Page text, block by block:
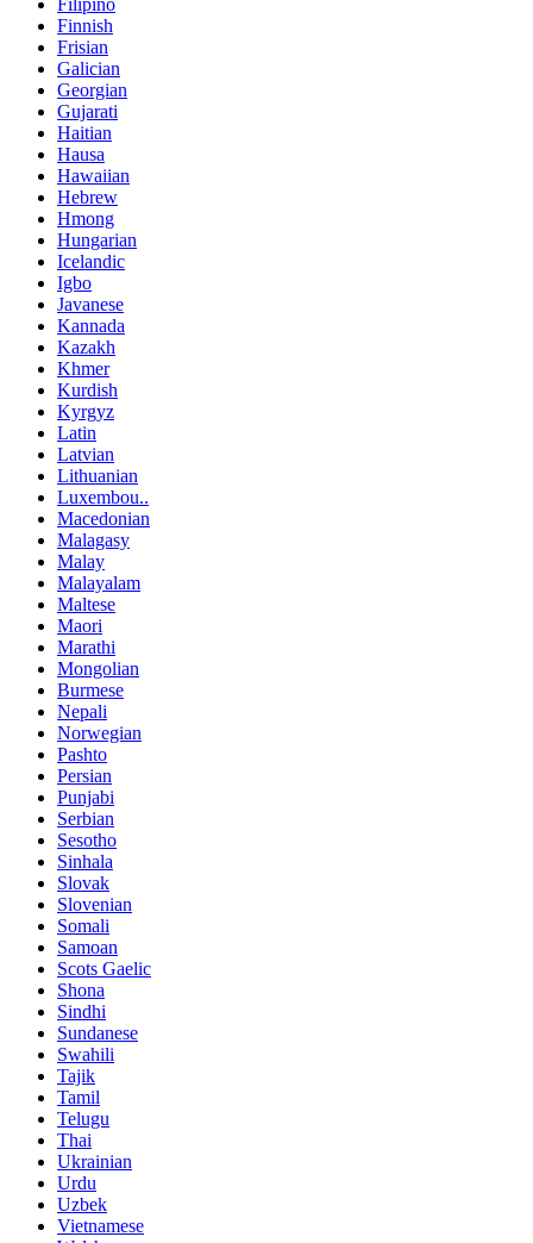
Filipino
Finnish
Frisian
Galician
Georgian
Gujarati
Haitian
Hausa
Hawaiian
Hebrew
Hmong
Hungarian
Icelandic
Igbo
Javanese
Kannada
Kazakh
Khmer
Kurdish
Kyrgyz
Latin
Latvian
Lithuanian
Luxembou..
Macedonian
Malagasy
Malay
Malayalam
Maltese
Maori
Marathi
Mongolian
Burmese
Nepali
Norwegian
Pashto
Persian
Punjabi
Serbian
Sesotho
Sinhala
Slovak
Slovenian
Somali
Samoan
Scots Gaelic
Shona
Sindhi
Sundanese
Swahili
Tajik
Tamil
Telugu
Thai
Ukrainian
Urdu
Uzbek
Vietnamese